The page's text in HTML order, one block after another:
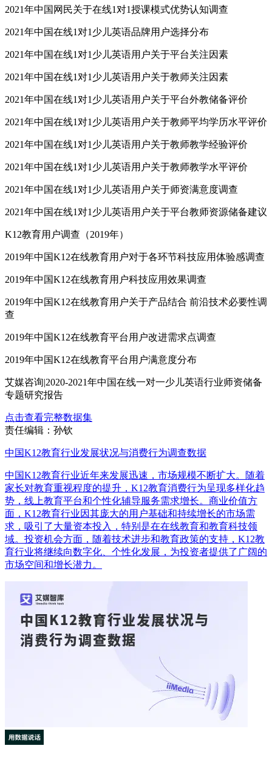
2021年中国网民关于在线1对1授课模式优势认知调查
2021年中国在线1对1少儿英语品牌用户选择分布
2021年中国在线1对1少儿英语用户关于平台关注因素
2021年中国在线1对1少儿英语用户关于教师关注因素
2021年中国在线1对1少儿英语用户关于平台外教储备评价
2021年中国在线1对1少儿英语用户关于教师平均学历水平评价
2021年中国在线1对1少儿英语用户关于教师教学经验评价
2021年中国在线1对1少儿英语用户关于教师教学水平评价
2021年中国在线1对1少儿英语用户关于师资满意度调查
2021年中国在线1对1少儿英语用户关于平台教师资源储备建议
K12教育用户调查（2019年）
2019年中国K12在线教育用户对于各环节科技应用体验感调查
2019年中国K12在线教育用户科技应用效果调查
2019年中国K12在线教育用户关于产品结合 前沿技术必要性调
查
2019年中国K12在线教育平台用户改进需求点调查
2019年中国K12在线教育平台用户满意度分布
艾媒咨询|2020-2021年中国在线一对一少儿英语行业师资储备
专题研究报告
点击查看完整数据集
责任编辑：孙钦
中国K12教育行业发展状况与消费行为调查数据
中国K12教育行业近年来发展迅速，市场规模不断扩大。随着
家长对教育重视程度的提升，K12教育消费行为呈现多样化趋
势，线上教育平台和个性化辅导服务需求增长。商业价值方
面，K12教育行业因其庞大的用户基础和持续增长的市场需
求，吸引了大量资本投入，特别是在在线教育和教育科技领
域。投资机会方面，随着技术进步和教育政策的支持，K12教
育行业将继续向数字化、个性化发展，为投资者提供了广阔的
市场空间和增长潜力。